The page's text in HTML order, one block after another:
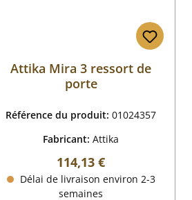
Attika Mira 3 ressort de
porte
Référence du produit:01024357
Fabricant:Attika
Prix régulier :
114,13 €
Délai de livraison environ 2-3
semaines